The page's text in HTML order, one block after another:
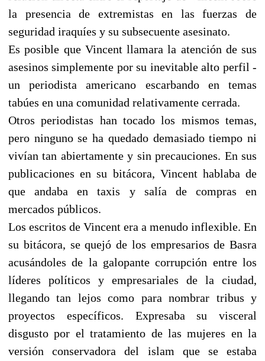
la presencia de extremistas en las fuerzas de
seguridad iraquíes y su subsecuente asesinato.
Es posible que Vincent llamara la atención de sus
asesinos simplemente por su inevitable alto perfil -
un periodista americano escarbando en temas
tabúes en una comunidad relativamente cerrada.
Otros periodistas han tocado los mismos temas,
pero ninguno se ha quedado demasiado tiempo ni
vivían tan abiertamente y sin precauciones. En sus
publicaciones en su bitácora, Vincent hablaba de
que andaba en taxis y salía de compras en
mercados públicos.
Los escritos de Vincent era a menudo inflexible. En
su bitácora, se quejó de los empresarios de Basra
acusándoles de la galopante corrupción entre los
líderes políticos y empresariales de la ciudad,
llegando tan lejos como para nombrar tribus y
proyectos específicos. Expresaba su visceral
disgusto por el tratamiento de las mujeres en la
versión conservadora del islam que se estaba